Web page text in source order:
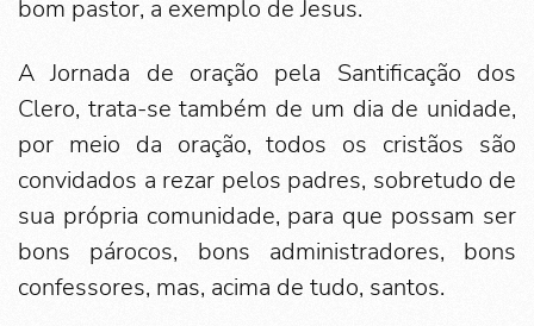
bom pastor, a exemplo de Jesus.
A Jornada de oração pela Santificação dos
Clero, trata-se também de um dia de unidade,
por meio da oração, todos os cristãos são
convidados a rezar pelos padres, sobretudo de
sua própria comunidade, para que possam ser
bons párocos, bons administradores, bons
confessores, mas, acima de tudo, santos.